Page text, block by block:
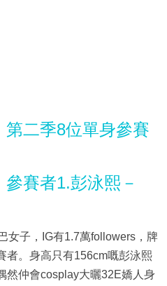
第二季8位單身參賽
參賽者1.彭泳熙－
女子，IG有1.7萬followers，牌
者。身高只有156cm嘅彭泳熙
然仲會cosplay大曬32E嬌人身